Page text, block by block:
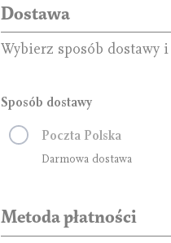
Dostawa
Wybierz sposób dostawy
Sposób dostawy
Poczta Polska
Darmowa dostawa
Metoda płatności